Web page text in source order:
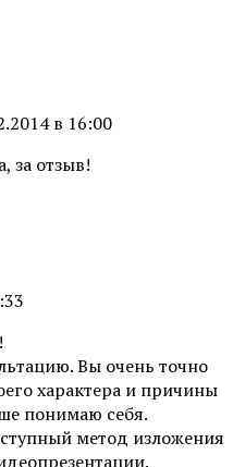
в 16:00
за отзыв!
Вы очень точно
характера и причины
понимаю себя.
метод изложения